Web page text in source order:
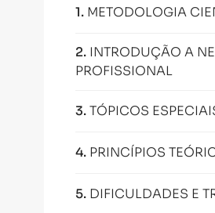
1. METODOLOGIA
2. INTRODUÇÃO A
PROFISSIONAL
3.TÓPICOS
4. PRINCÍPIOS
5. DIFICULDADES E